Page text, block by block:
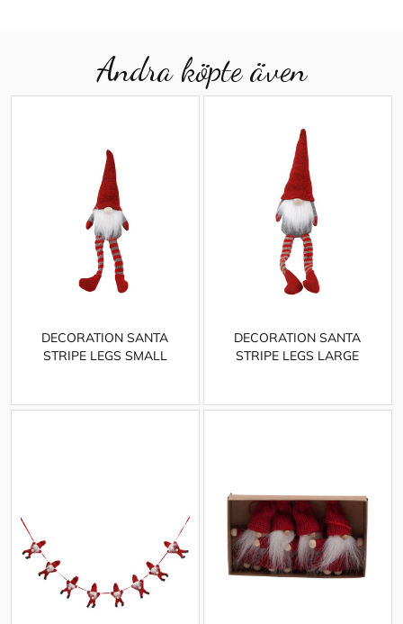
Andra köpte även
DECORATION SANTA
STRIPE LEGS SMALL
DECORATION SANTA
STRIPE LEGS LARGE